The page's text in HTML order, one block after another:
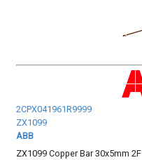
2CPX041961R9999
ZX1099
ABB
ZX1099 Copper Bar 30x5mm 2F